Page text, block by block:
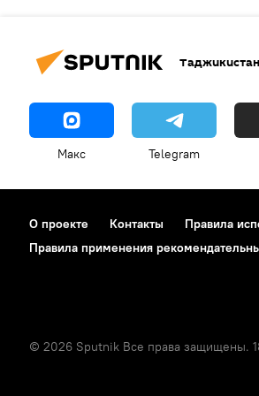
Таджикистан
Макс Telegram
О проекте Контакты Правила
Правила применения
© 2026 Sputnik Все права защищены.